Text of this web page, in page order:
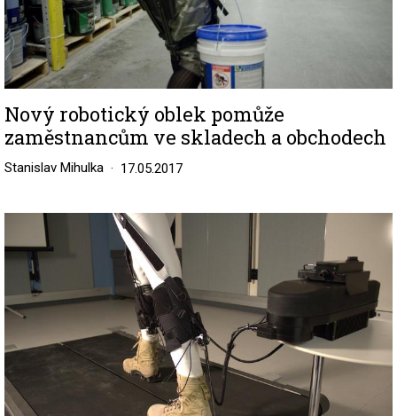
Nový robotický oblek pomůže
zaměstnancům ve skladech a obchodech
Stanislav Mihulka 17.05.2017
Image